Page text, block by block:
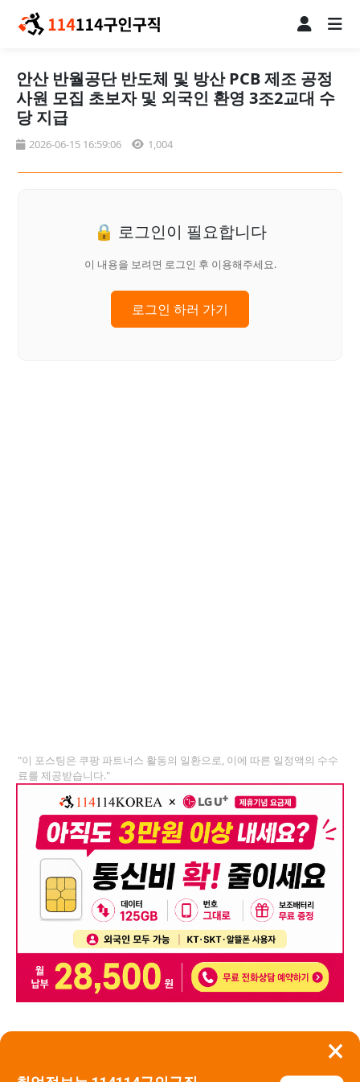
×
안산 반월공단 반도체 및 방산 PCB 제조 공정
사원 모집 초보자 및 외국인 환영 3조2교대 수
당 지급
2026-06-15 16:59:06 1,004
🔒 로그인이 필요합니다
이 내용을 보려면 로그인 후 이용해주세요.
로그인 하러 가기
"이 포스팅은 쿠팡 파트너스 활동의 일환으로, 이에 따른 일정액의 수수
료를 제공받습니다."